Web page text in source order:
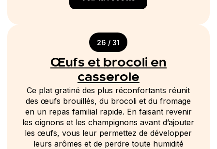
26 / 31
Œufs et brocoli en
casserole
Ce plat gratiné des plus réconfortants réunit
des œufs brouillés, du brocoli et du fromage
en un repas familial rapide. En faisant revenir
les oignons et les champignons avant d’ajouter
les œufs, vous leur permettez de développer
leurs arômes et de perdre toute humidité